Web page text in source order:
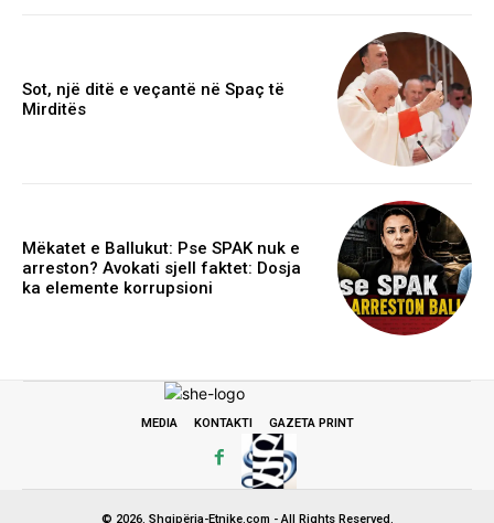
Sot, një ditë e veçantë në Spaç të
Mirditës
Mëkatet e Ballukut: Pse SPAK nuk e
arreston? Avokati sjell faktet: Dosja
ka elemente korrupsioni
MEDIA KONTAKTI GAZETA PRINT
© 2026. Shqipëria-Etnike.com - All Rights Reserved.